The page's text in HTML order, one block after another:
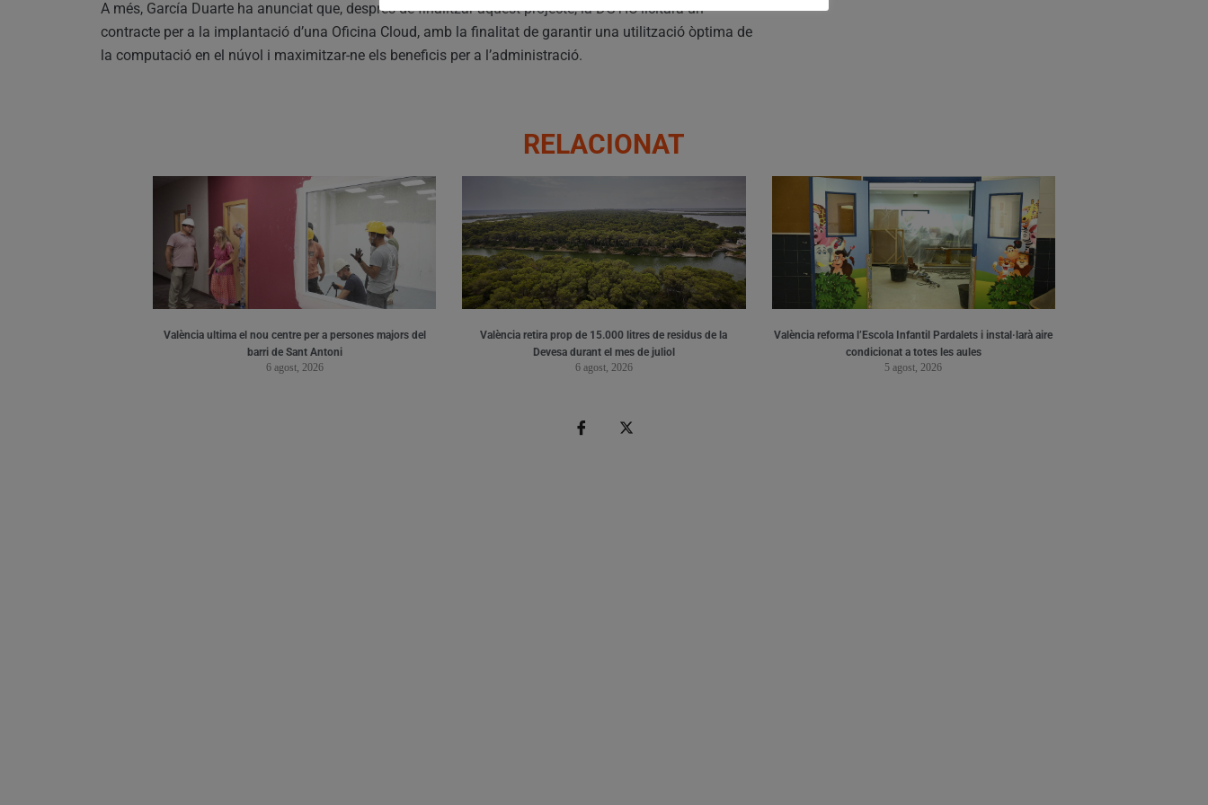
A més, García Duarte ha anunciat que, després de finalitzar aquest projecte, la DGTIC licitarà un
contracte per a la implantació d’una Oficina Cloud, amb la finalitat de garantir una utilització òptima de
la computació en el núvol i maximitzar-ne els beneficis per a l’administració.
RELACIONAT
València ultima el nou centre per a persones majors del
barri de Sant Antoni
6 agost, 2026
València retira prop de 15.000 litres de residus de la
Devesa durant el mes de juliol
6 agost, 2026
València reforma l’Escola Infantil Pardalets i instal·larà aire
condicionat a totes les aules
5 agost, 2026